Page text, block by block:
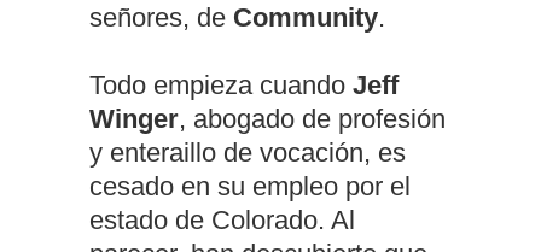
señores, de Community.
Todo empieza cuando Jeff
Winger, abogado de profesión
y enteraillo de vocación, es
cesado en su empleo por el
estado de Colorado. Al